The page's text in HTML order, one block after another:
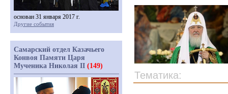
Тематика:
основан 31 января 2017 г.
Другие события
Самарский отдел Казачьего
Конвоя Памяти Царя
Мученика Николая II (149)